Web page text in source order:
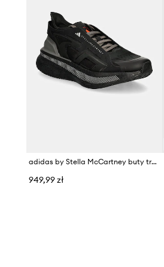
adidas by Stella McCartney buty treningowe Ultraboost 5
949,99 zł